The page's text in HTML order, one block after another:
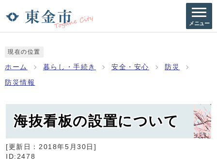
メニュー
現在の位置
ホーム 暮らし・手続き 安全・安心 防災
防災情報
海抜看板の設置について
[更新日： 2018年5月30日 ]
ID:2478